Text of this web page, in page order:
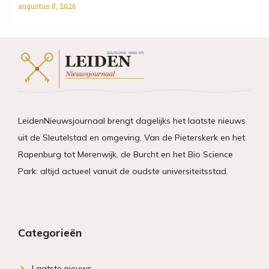
augustus 8, 2026
LeidenNieuwsjournaal brengt dagelijks het laatste nieuws
uit de Sleutelstad en omgeving. Van de Pieterskerk en het
Rapenburg tot Merenwijk, de Burcht en het Bio Science
Park: altijd actueel vanuit de oudste universiteitsstad.
Categorieën